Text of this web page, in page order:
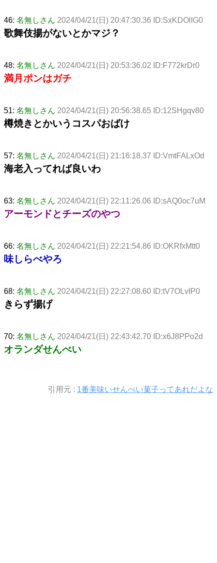
46: 名無しさん 2024/04/21(日) 20:47:30.36 ID:SxKDOlIG0
歌舞伎揚がないとかマジ？
48: 名無しさん 2024/04/21(日) 20:53:36.02 ID:F772krDr0
満月ポンはガチ
51: 名無しさん 2024/04/21(日) 20:56:38.65 ID:12SHgqv80
樽焼きとかいうコスパおばけ
57: 名無しさん 2024/04/21(日) 21:16:18.37 ID:VmtFALxOd
海老入ってれば良いわ
63: 名無しさん 2024/04/21(日) 22:11:26.06 ID:sAQ0oc7uM
アーモンドとチーズのやつ
66: 名無しさん 2024/04/21(日) 22:21:54.86 ID:OKRfxMtt0
味しらべやろ
68: 名無しさん 2024/04/21(日) 22:27:08.60 ID:tV7OLvIP0
きらず揚げ
70: 名無しさん 2024/04/21(日) 22:43:42.70 ID:x6J8PPo2d
オランダせんべい
引用元 : 1番美味いせんべい菓子ってあれだよな